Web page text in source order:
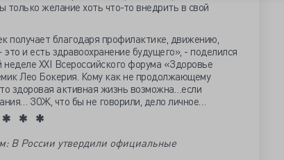
желание хоть что-то внедрить в свой
получает благодаря профилактике, движению,
и есть здравоохранение будущего», - поделился
XXI Всероссийского форума «Здоровье
Лео Бокерия. Кому как не продолжающему
здоровая активная жизнь возможна…если
ЗОЖ, что бы не говорили, дело личное…
В России утвердили официальные